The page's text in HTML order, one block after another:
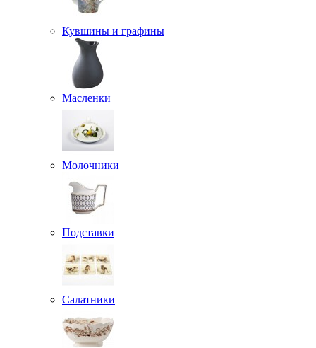
Кувшины и графины
Масленки
Молочники
Подставки
Салатники